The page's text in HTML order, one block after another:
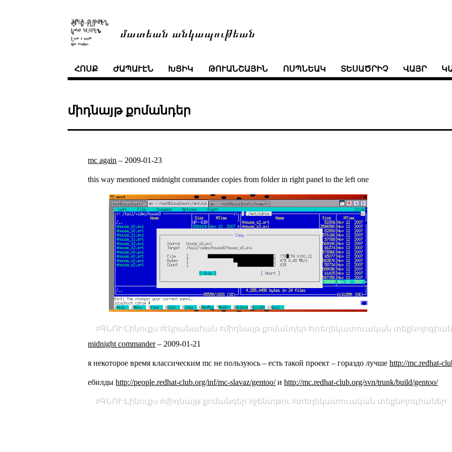
մատեան անկապութեան
ՀՈՍՔ ԺԱՊԱՒԷՆ ԽՑԻԿ ԹՈՒԱՆՇԱՅԻՆ ՈՍՊՆԵԱԿ ՏԵՍԱԾՐԻՉ ՎԱՅՐ
միդնայթ քոմանդեր
mc again – 2009-01-23
this way mentioned midnight commander copies from folder in right panel to the left one
ԳՆՈՒ/Լինուքս էկրանահան միդնայթ քոմանդեր
տեղեկատուական
midnight commander– 2009-01-21
я некоторое время классическим mc не пользуюсь – есть такой проект – гораздо лучшеhttp://mc.redhat-
ебилдыhttp://people.redhat-club.org/inf/mc-slavaz/gentoo/иhttp://mc.redhat-club.org/svn/trunk/build/gentoo/
ԳՆՈՒ/Լինուքս միդնայթ քոմանդեր ջենտթու տեղեկատուական տեքնոլոգիաներ